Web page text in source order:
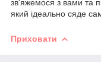
зв'яжемося з вами та
який ідеально сяде
Приховати